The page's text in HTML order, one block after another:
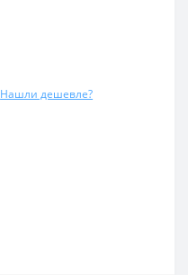
Нашли дешевле?